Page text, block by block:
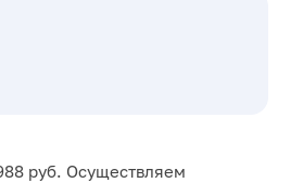
руб. Осуществляем